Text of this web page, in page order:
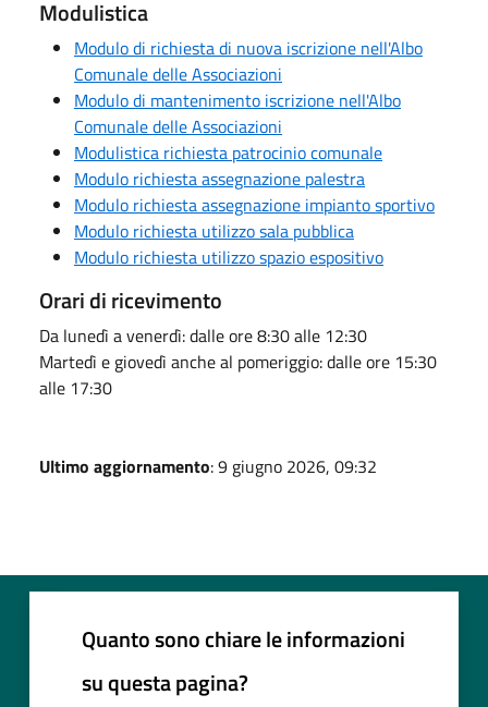
Modulistica
Modulo di richiesta di nuova iscrizione nell'Albo
Comunale delle Associazioni
Modulo di mantenimento iscrizione nell'Albo
Comunale delle Associazioni
Modulistica richiesta patrocinio comunale
Modulo richiesta assegnazione palestra
Modulo richiesta assegnazione impianto sportivo
Modulo richiesta utilizzo sala pubblica
Modulo richiesta utilizzo spazio espositivo
Orari di ricevimento
Da lunedì a venerdì: dalle ore 8:30 alle 12:30
Martedì e giovedì anche al pomeriggio: dalle ore 15:30
alle 17:30
Ultimo aggiornamento: 9 giugno 2026, 09:32
Quanto sono chiare le informazioni
su questa pagina?